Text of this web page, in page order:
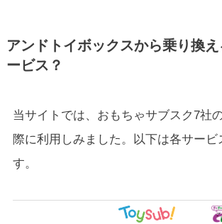
アンドトイボックスから乗り換
ービス？
当サイトでは、おもちゃサブスク7社
際に利用しみました。以下は各サービ
す。